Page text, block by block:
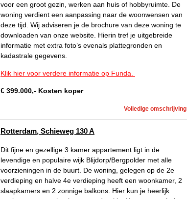
voor een groot gezin, werken aan huis of hobbyruimte. De
woning verdient een aanpassing naar de woonwensen van
deze tijd. Wij adviseren je de brochure van deze woning te
downloaden van onze website. Hierin tref je uitgebreide
informatie met extra foto’s evenals plattegronden en
kadastrale gegevens.
Klik hier voor verdere informatie op Funda.
€ 399.000,- Kosten koper
Volledige omschrijving
Rotterdam, Schieweg 130 A
Dit fijne en gezellige 3 kamer appartement ligt in de
levendige en populaire wijk Blijdorp/Bergpolder met alle
voorzieningen in de buurt. De woning, gelegen op de 2e
verdieping en halve 4e verdieping heeft een woonkamer, 2
slaapkamers en 2 zonnige balkons. Hier kun je heerlijk